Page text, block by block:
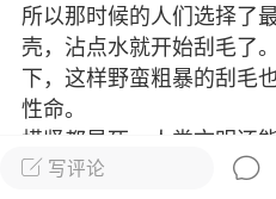
到你
到你 透过玻璃看到你，看似容
却看不透你。每当有人这样对
仙 写评论
所以那时候的人们选择了
壳，沾点水就开始刮毛了
下，这样野蛮粗暴的刮毛
性命。
横竖都是死，人类文明还
生命的奇迹~~”